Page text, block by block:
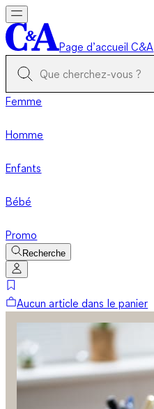
Page d’accueil C&A
Femme
Homme
Enfants
Bébé
Promo
Recherche
Aucun article dans le panier